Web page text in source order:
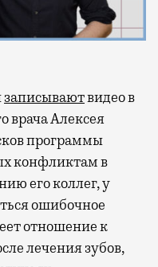
записываютвидео в
врача Алексея
программы
конфликтам в
его коллег, у
ошибочное
отношение к
лечения зубов,